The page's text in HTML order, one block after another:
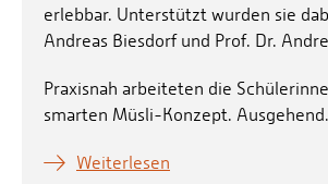
erlebbar. Unterstützt wurden sie
Andreas Biesdorf und Prof. Dr.
Praxisnah arbeiteten die
smarten Müsli-Konzept.
Weiterlesen